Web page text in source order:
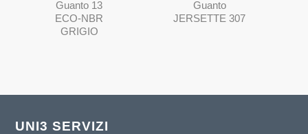
Guanto 13
ECO-NBR
GRIGIO
Guanto
JERSETTE 307
UNI3 SERVIZI